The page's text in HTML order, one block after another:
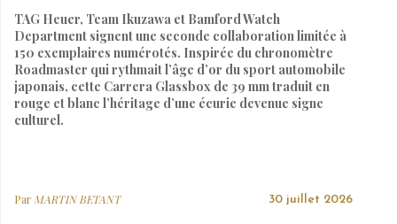
TAG Heuer, Team Ikuzawa et Bamford Watch
Department signent une seconde collaboration limitée à
150 exemplaires numérotés. Inspirée du chronomètre
Roadmaster qui rythmait l’âge d’or du sport automobile
japonais, cette Carrera Glassbox de 39 mm traduit en
rouge et blanc l’héritage d’une écurie devenue signe
culturel.
Par MARTIN BETANT 30 juillet 2026